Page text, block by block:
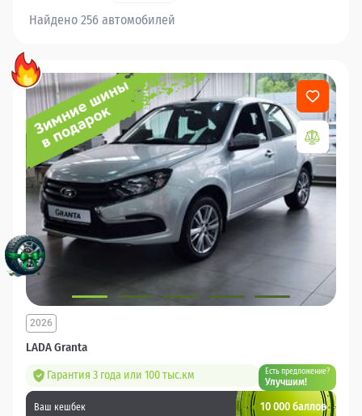
Найдено 256 автомобилей
LADA Granta
2026
Гарантия 3 года или 100 тыс.км Есть предложение?
Улучшим!
Ваш кешбек 10 000 баллов